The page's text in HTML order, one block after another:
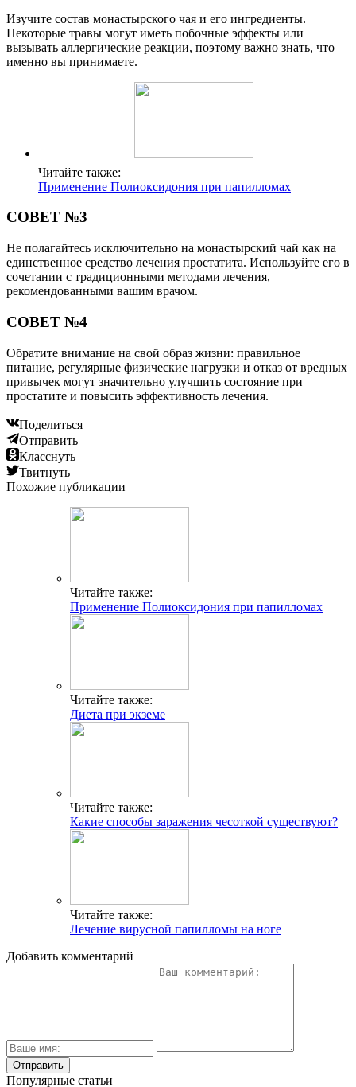
Изучите состав монастырского чая и его ингредиенты.
Некоторые травы могут иметь побочные эффекты или
вызывать аллергические реакции, поэтому важно знать, что
именно вы принимаете.
Читайте также:
Применение Полиоксидония при папилломах
СОВЕТ №3
Не полагайтесь исключительно на монастырский чай как на
единственное средство лечения простатита. Используйте его в
сочетании с традиционными методами лечения,
рекомендованными вашим врачом.
СОВЕТ №4
Обратите внимание на свой образ жизни: правильное
питание, регулярные физические нагрузки и отказ от вредных
привычек могут значительно улучшить состояние при
простатите и повысить эффективность лечения.
Поделиться
Отправить
Класснуть
Твитнуть
Похожие публикации
Читайте также:
Применение Полиоксидония при папилломах
Читайте также:
Диета при экземе
Читайте также:
Какие способы заражения чесоткой существуют?
Читайте также:
Лечение вирусной папилломы на ноге
Добавить комментарий
Популярные статьи